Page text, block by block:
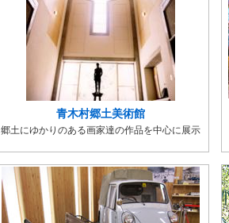
青木村郷土美術館
郷土にゆかりのある画家達の作品を中心に展示